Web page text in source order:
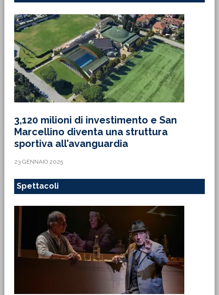
3,120 milioni di investimento e San
Marcellino diventa una struttura
sportiva all’avanguardia
23 GENNAIO 2025
Spettacoli